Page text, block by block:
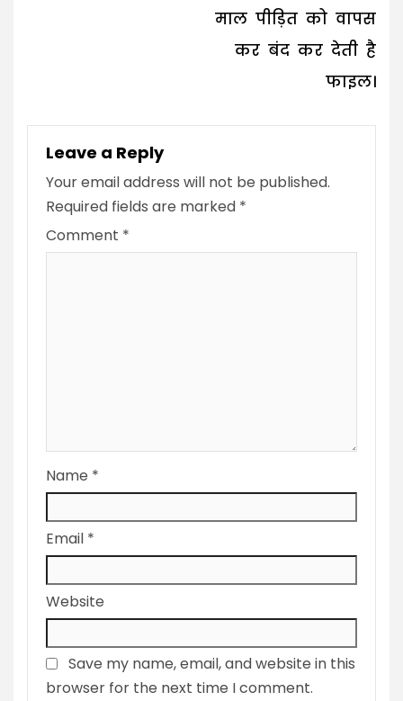
माल पीड़ित को वापस
कर बंद कर देती है
फाइल।
Leave a Reply
Your email address will not be published.
Required fields are marked *
Comment *
Name *
Email *
Website
Save my name, email, and website in this
browser for the next time I comment.